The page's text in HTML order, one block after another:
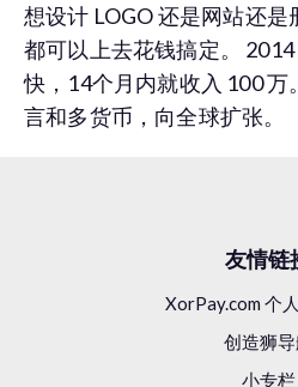
想设计 LOGO 还是网站还是
都可以上去花钱搞定。
快，14个月内就收入 100
言和多货币，向全球扩张。
友情链
XorPay.com 个
创造狮
小专栏